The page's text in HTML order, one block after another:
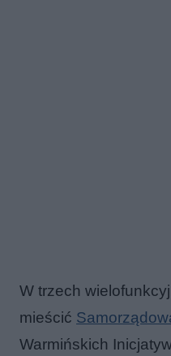
W trzech
mieścić
Warmińskich